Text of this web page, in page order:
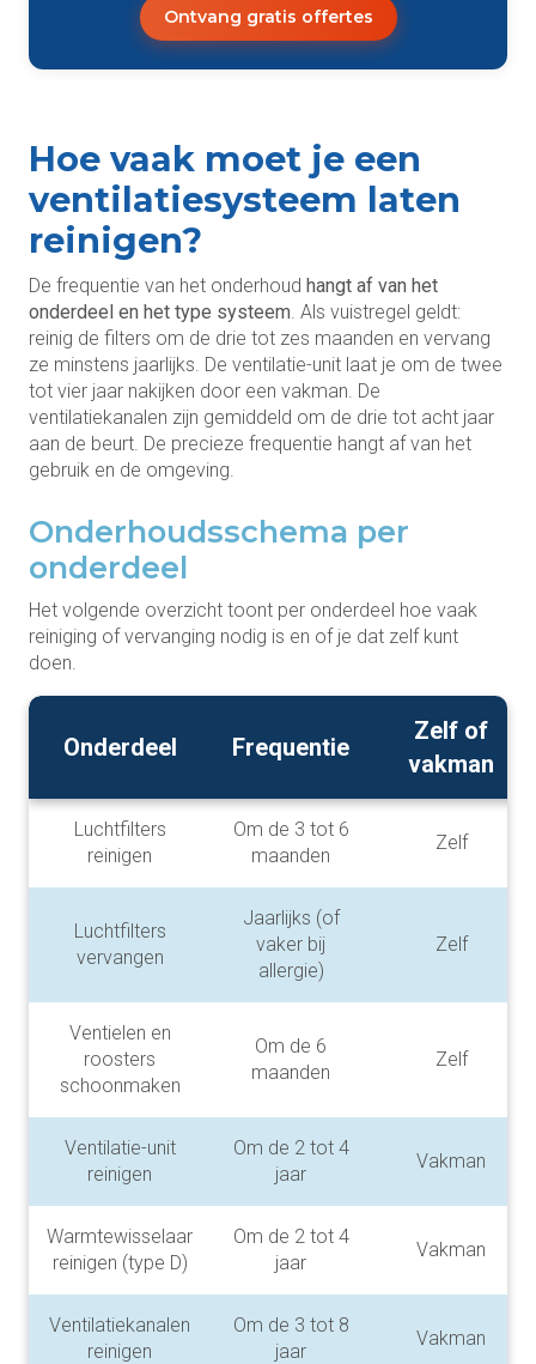
Ontvang gratis offertes
Hoe vaak moet je een
ventilatiesysteem laten
reinigen?
De frequentie van het onderhoud hangt af van het
onderdeel en het type systeem. Als vuistregel geldt:
reinig de filters om de drie tot zes maanden en vervang
ze minstens jaarlijks. De ventilatie-unit laat je om de twee
tot vier jaar nakijken door een vakman. De
ventilatiekanalen zijn gemiddeld om de drie tot acht jaar
aan de beurt. De precieze frequentie hangt af van het
gebruik en de omgeving.
Onderhoudsschema per
onderdeel
Het volgende overzicht toont per onderdeel hoe vaak
reiniging of vervanging nodig is en of je dat zelf kunt
doen.
Onderdeel Frequentie
Zelf of
vakman
Luchtfilters
reinigen
Om de 3 tot 6
maanden
Zelf
Luchtfilters
vervangen
Jaarlijks (of
vaker bij
allergie)
Zelf
Ventielen en
roosters
schoonmaken
Om de 6
maanden
Zelf
Ventilatie-unit
reinigen
Om de 2 tot 4
jaar
Vakman
Warmtewisselaar
reinigen (type D)
Om de 2 tot 4
jaar
Vakman
Ventilatiekanalen
reinigen
Om de 3 tot 8
jaar
Vakman